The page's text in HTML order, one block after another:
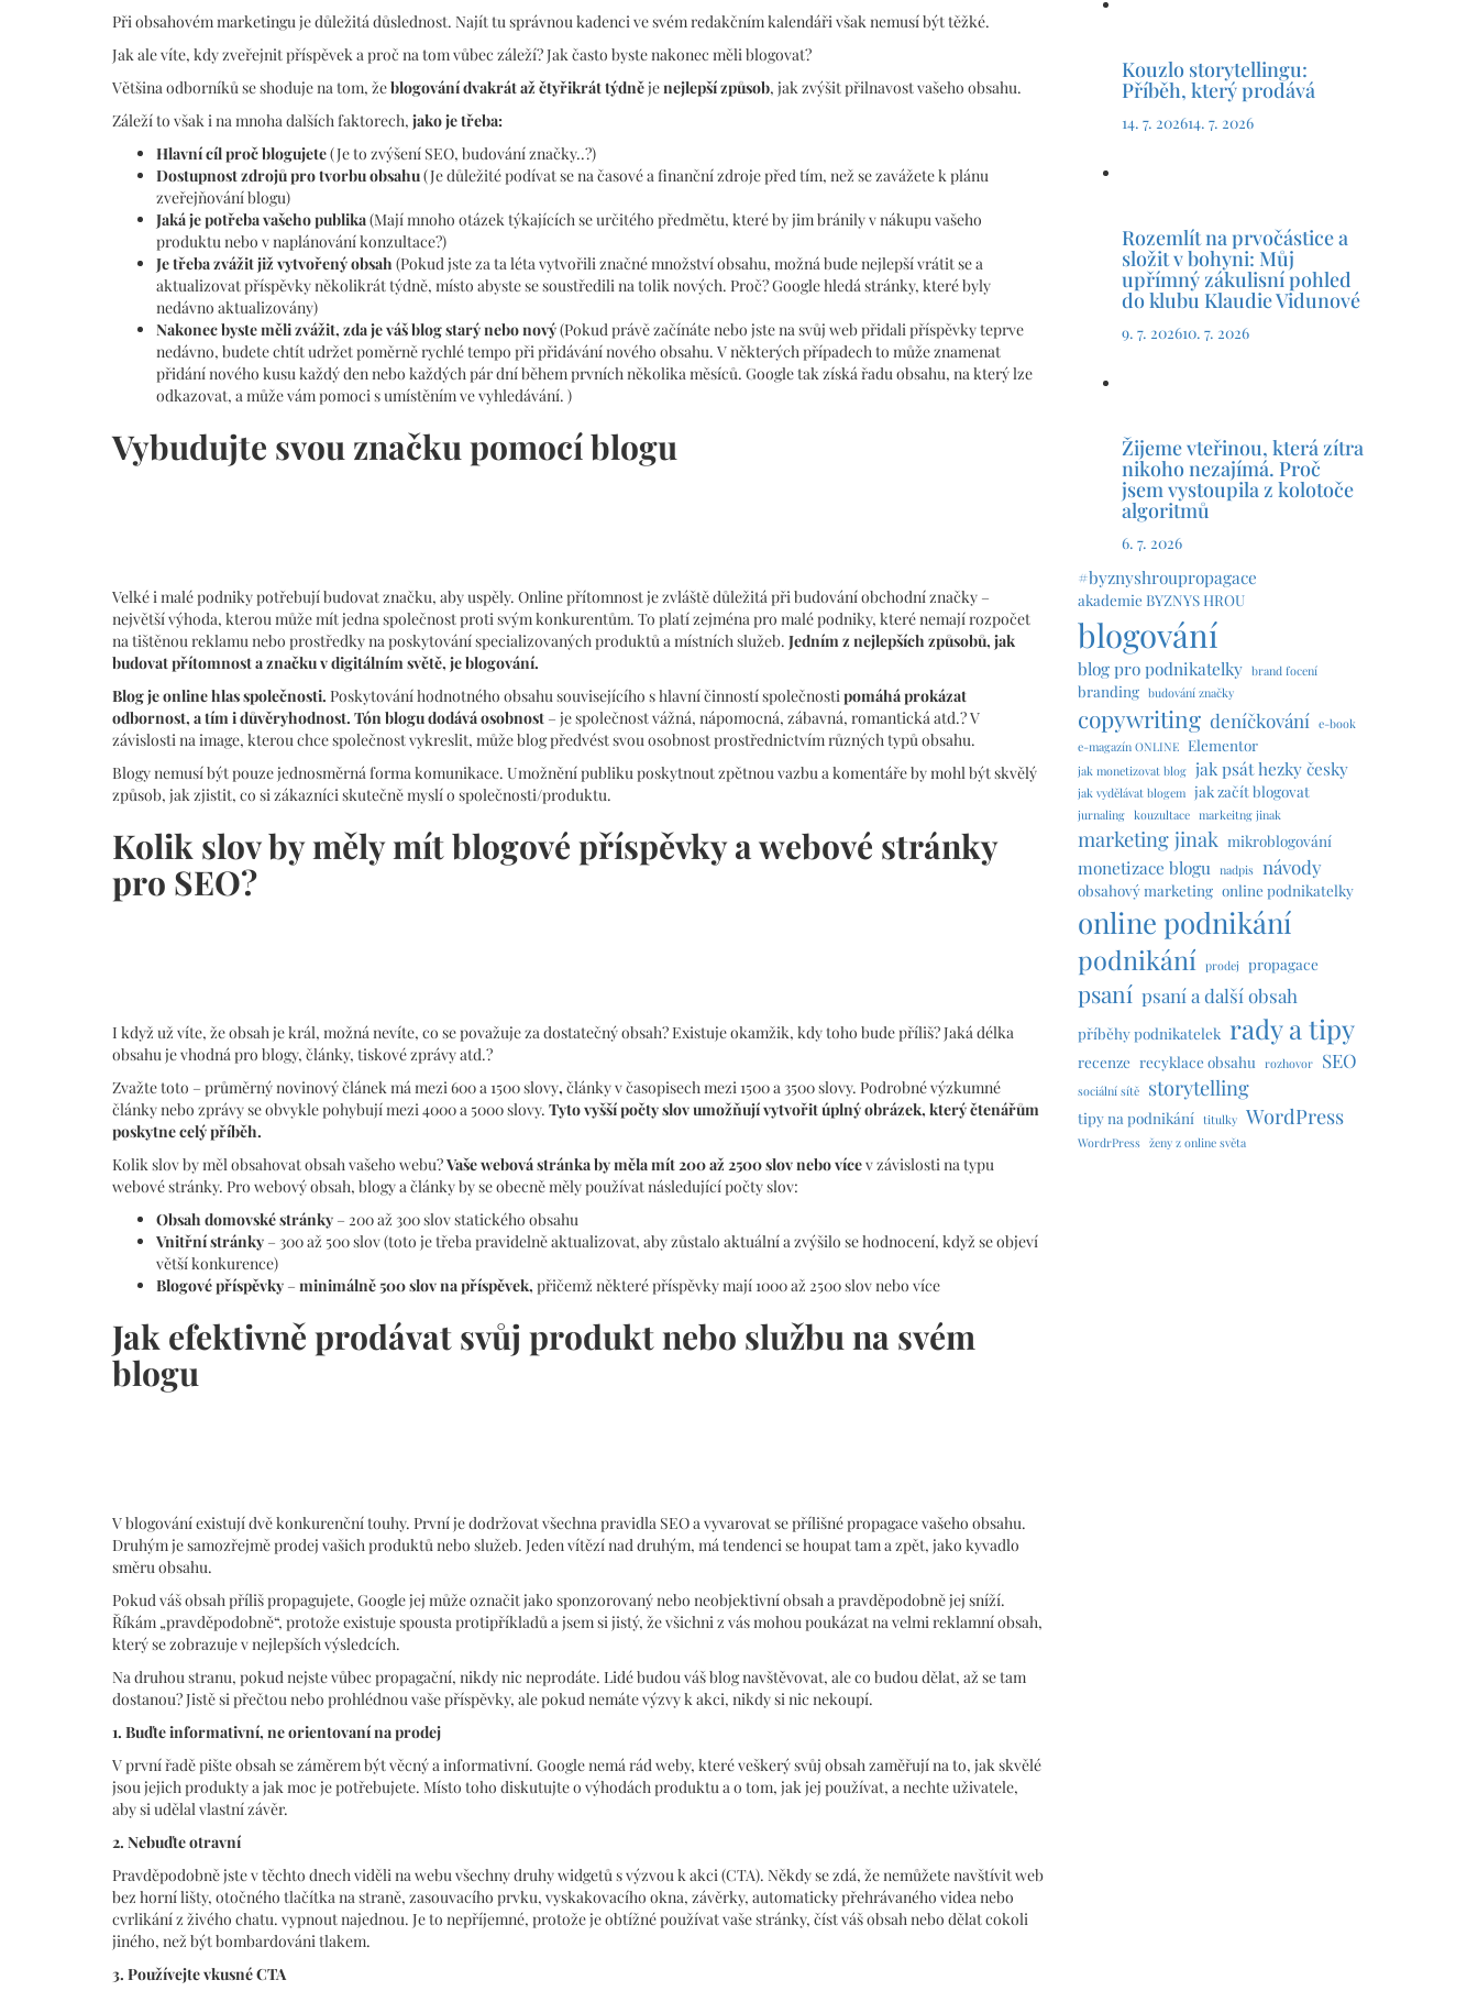
Při obsahovém marketingu je důležitá důslednost. Najít tu správnou kadenci ve svém redakčním kalendáři však nemusí být těžké.
Jak ale víte, kdy zveřejnit příspěvek a proč na tom vůbec záleží? Jak často byste nakonec měli blogovat?
Většina odborníků se shoduje na tom, žeblogování dvakrát až čtyřikrát týdnějenejlepší způsob, jak zvýšit přilnavost vašeho obsahu.
Záleží to však i na mnoha dalších faktorech, jako je třeba:
Hlavní cíl proč blogujete(Je to zvýšení SEO, budování značky..?)
Dostupnost zdrojů pro tvorbu obsahu(Je důležité podívat se na časové a finanční zdroje před tím, než se zavážete k plánu
zveřejňování blogu)
Jaká je potřeba vašeho publika(Mají mnoho otázek týkajících se určitého předmětu, které by jim bránily v nákupu vašeho
produktu nebo v naplánování konzultace?)
Je třeba zvážit již vytvořený obsah (Pokud jste za ta léta vytvořili značné množství obsahu, možná bude nejlepší vrátit se a
aktualizovat příspěvky několikrát týdně, místo abyste se soustředili na tolik nových. Proč? Google hledá stránky, které byly
nedávno aktualizovány)
Nakonec byste měli zvážit, zda je váš blog starý nebo nový(Pokud právě začínáte nebo jste na svůj web přidali příspěvky teprve
nedávno, budete chtít udržet poměrně rychlé tempo při přidávání nového obsahu. V některých případech to může znamenat
přidání nového kusu každý den nebo každých pár dní během prvních několika měsíců. Google tak získá řadu obsahu, na který lze
odkazovat, a může vám pomoci s umístěním ve vyhledávání. )
Vybudujte svou značku pomocí blogu
Velké i malé podniky potřebují budovat značku, aby uspěly. Online přítomnost je zvláště důležitá při budování obchodní značky –
největší výhoda, kterou může mít jedna společnost proti svým konkurentům. To platí zejména pro malé podniky, které nemají rozpočet
na tištěnou reklamu nebo prostředky na poskytování specializovaných produktů a místních služeb. Jedním z nejlepších způsobů, jak
budovat přítomnost a značku v digitálním světě, je blogování.
Blog je online hlas společnosti. Poskytování hodnotného obsahu souvisejícího s hlavní činností společnostipomáhá prokázat
odbornost, a tím i důvěryhodnost. Tón blogu dodává osobnost – je společnost vážná, nápomocná, zábavná, romantická atd.? V
závislosti na image, kterou chce společnost vykreslit, může blog předvést svou osobnost prostřednictvím různých typů obsahu.
Blogy nemusí být pouze jednosměrná forma komunikace. Umožnění publiku poskytnout zpětnou vazbu a komentáře by mohl být skvělý
způsob, jak zjistit, co si zákazníci skutečně myslí o společnosti/produktu.
Kolik slov by měly mít blogové příspěvky a webové stránky
pro SEO?
I když už víte, že obsah je král, možná nevíte, co se považuje za dostatečný obsah? Existuje okamžik, kdy toho bude příliš? Jaká délka
obsahu je vhodná pro blogy, články, tiskové zprávy atd.?
Zvažte toto – průměrný novinový článek má mezi 600 a 1500 slovy, články v časopisech mezi 1500 a 3500 slovy. Podrobné výzkumné
články nebo zprávy se obvykle pohybují mezi 4000 a 5000 slovy. Tyto vyšší počty slov umožňují vytvořit úplný obrázek, který čtenářům
poskytne celý příběh.
Kolik slov by měl obsahovat obsah vašeho webu?Vaše webová stránka by měla mít 200 až 2500 slov nebo vícev závislosti na typu
webové stránky. Pro webový obsah, blogy a články by se obecně měly používat následující počty slov:
Obsah domovské stránky – 200 až 300 slov statického obsahu
Vnitřní stránky – 300 až 500 slov (toto je třeba pravidelně aktualizovat, aby zůstalo aktuální a zvýšilo se hodnocení, když se objeví
větší konkurence)
Blogové příspěvky – minimálně 500 slov na příspěvek, přičemž některé příspěvky mají 1000 až 2500 slov nebo více
Jak efektivně prodávat svůj produkt nebo službu na svém
blogu
V blogování existují dvě konkurenční touhy. První je dodržovat všechna pravidla SEO a vyvarovat se přílišné propagace vašeho obsahu.
Druhým je samozřejmě prodej vašich produktů nebo služeb. Jeden vítězí nad druhým, má tendenci se houpat tam a zpět, jako kyvadlo
směru obsahu.
Pokud váš obsah příliš propagujete, Google jej může označit jako sponzorovaný nebo neobjektivní obsah a pravděpodobně jej sníží.
Říkám „pravděpodobně“, protože existuje spousta protipříkladů a jsem si jistý, že všichni z vás mohou poukázat na velmi reklamní obsah,
který se zobrazuje v nejlepších výsledcích.
Na druhou stranu, pokud nejste vůbec propagační, nikdy nic neprodáte. Lidé budou váš blog navštěvovat, ale co budou dělat, až se tam
dostanou? Jistě si přečtou nebo prohlédnou vaše příspěvky, ale pokud nemáte výzvy k akci, nikdy si nic nekoupí.
1. Buďte informativní, ne orientovaní na prodej
V první řadě pište obsah se záměrem být věcný a informativní. Google nemá rád weby, které veškerý svůj obsah zaměřují na to, jak skvělé
jsou jejich produkty a jak moc je potřebujete. Místo toho diskutujte o výhodách produktu a o tom, jak jej používat, a nechte uživatele,
aby si udělal vlastní závěr.
2. Nebuďte otravní
Pravděpodobně jste v těchto dnech viděli na webu všechny druhy widgetů s výzvou k akci (CTA). Někdy se zdá, že nemůžete navštívit web
bez horní lišty, otočného tlačítka na straně, zasouvacího prvku, vyskakovacího okna, závěrky, automaticky přehrávaného videa nebo
cvrlikání z živého chatu. vypnout najednou. Je to nepříjemné, protože je obtížné používat vaše stránky, číst váš obsah nebo dělat cokoli
jiného, ​​než být bombardováni tlakem.
3. Používejte vkusné CTA
Kouzlo storytellingu:
Příběh, který prodává
14. 7. 202614. 7. 2026
Rozemlít na prvočástice a
složit v bohyni: Můj
upřímný zákulisní pohled
do klubu Klaudie Vidunové
9. 7. 202610. 7. 2026
Žijeme vteřinou, která zítra
nikoho nezajímá. Proč
jsem vystoupila z kolotoče
algoritmů
6. 7. 2026
#byznyshroupropagace
akademie BYZNYS HROU
blogování
blog pro podnikatelky brand focení
branding budování značky
copywriting deníčkování e-book
e-magazín ONLINE Elementor
jak monetizovat blog jak psát hezky česky
jak vydělávat blogem jak začít blogovat
jurnaling kouzultace markeitng jinak
marketing jinak mikroblogování
monetizace blogu nadpis návody
obsahový marketing online podnikatelky
online podnikání
podnikání prodej propagace
psaní psaní a další obsah
příběhy podnikatelek rady a tipy
recenze recyklace obsahu rozhovor SEO
sociální sítě storytelling
tipy na podnikání titulky WordPress
WordrPress ženy z online světa